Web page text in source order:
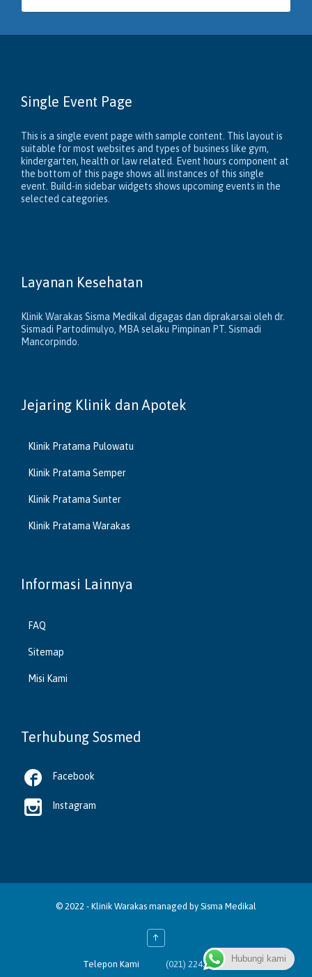
Single Event Page
This is a single event page with sample content. This layout is
suitable for most websites and types of business like gym,
kindergarten, health or law related. Event hours component at
the bottom of this page shows all instances of this single
event. Build-in sidebar widgets shows upcoming events in the
selected categories.
Layanan Kesehatan
Klinik Warakas Sisma Medikal digagas dan diprakarsai oleh dr.
Sismadi Partodimulyo, MBA selaku Pimpinan PT. Sismadi
Mancorpindo.
Jejaring Klinik dan Apotek
Klinik Pratama Pulowatu
Klinik Pratama Semper
Klinik Pratama Sunter
Klinik Pratama Warakas
Informasi Lainnya
FAQ
Sitemap
Misi Kami
Terhubung Sosmed
 Facebook
 Instagram
© 2022 - Klinik Warakas managed by Sisma Medikal
↑
Telepon Kami (021) 2243 4388
Hubungi kami